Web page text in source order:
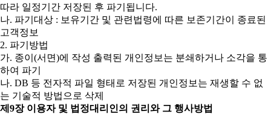
따라 일정기간 저장된 후 파기됩니다.
나. 파기대상 : 보유기간 및 관련법령에 따른 보존기간이 종료된
고객정보
2. 파기방법
가. 종이(서면)에 작성 출력된 개인정보는 분쇄하거나 소각을 통
하여 파기
나. DB 등 전자적 파일 형태로 저장된 개인정보는 재생할 수 없
는 기술적 방법으로 삭제
제9장 이용자 및 법정대리인의 권리와 그 행사방법